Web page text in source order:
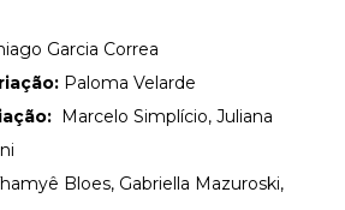
Garcia Correa
Paloma Velarde
Marcelo Simplício, Juliana
Bloes, Gabriella Mazuroski,